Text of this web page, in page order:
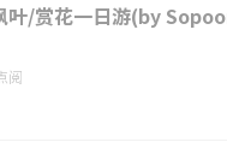
叶/赏花一日游(by
阅